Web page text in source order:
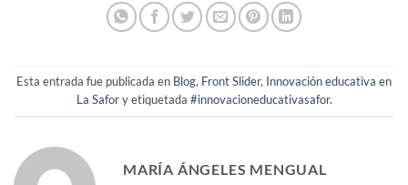
Esta entrada fue publicada en Blog, Front Slider, Innovación educativa en
La Safory etiquetada #innovacioneducativasafor.
MARÍA ÁNGELES MENGUAL